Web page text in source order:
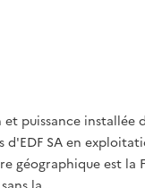
et puissance installée
d'EDF SA en
géographique est la